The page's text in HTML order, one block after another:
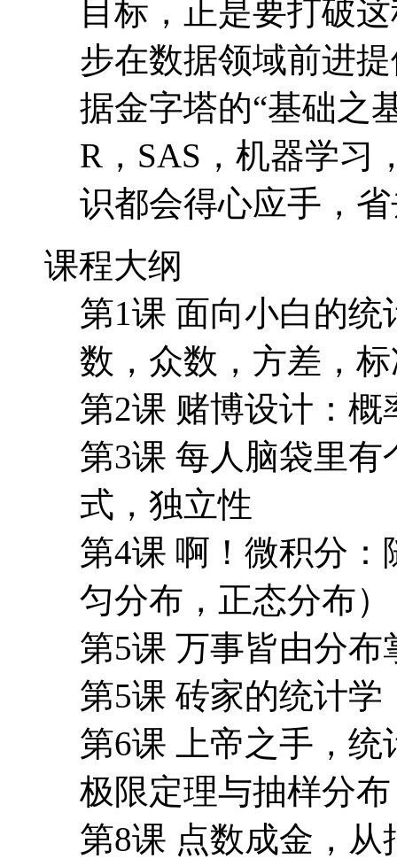
目标，正是要打破
步在数据领域前进
据金字塔的“基础之
R，SAS，机器学习
识都会得心应手，
课程大纲
第1课 面向小白的
数，众数，方差，
第2课 赌博设计：
第3课 每人脑袋里
式，独立性
第4课 啊！微积分
匀分布，正态分布）
第5课 万事皆由分
第5课 砖家的统计
第6课 上帝之手，
极限定理与抽样分布
第8课 点数成金，